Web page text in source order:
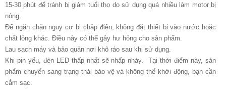
15-30 phút để tránh bị giảm tuổi thọ do sử dụng quá nhiều làm motor bị
nóng.
Để ngăn chặn nguy cơ bị chập điện, không đặt thiết bị vào nước hoặc
chất lỏng khác. Điều này có thể gây hư hỏng cho sản phẩm.
Lau sạch máy và bảo quản nơi khô ráo sau khi sử dụng.
Khi pin yếu, đèn LED thấp nhất sẽ nhấp nháy. Tại thời điểm này, sản
phẩm chuyển sang trạng thái bảo vệ và không thể khởi động, bạn cần
cắm sạc.